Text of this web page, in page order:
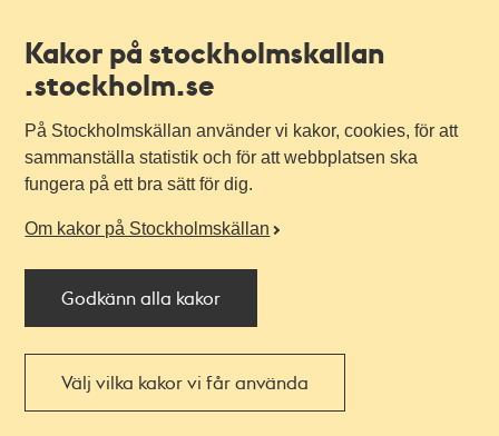
Kakor på stockholmskallan
.stockholm.se
På Stockholmskällan använder vi kakor, cookies, för att
sammanställa statistik och för att webbplatsen ska
fungera på ett bra sätt för dig.
Om kakor på Stockholmskällan
Godkänn alla kakor
Välj vilka kakor vi får använda